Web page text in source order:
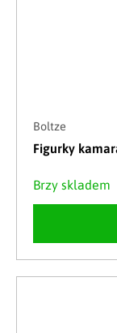
Boltze
Figurky
Brzy skladem